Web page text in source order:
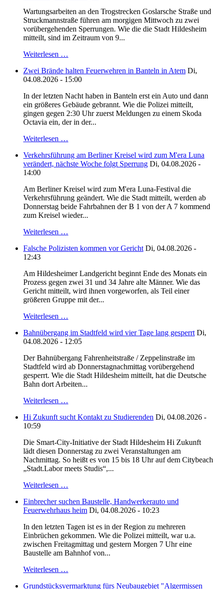
Wartungsarbeiten an den Trogstrecken Goslarsche Straße und
Struckmannstraße führen am morgigen Mittwoch zu zwei
vorübergehenden Sperrungen. Wie die die Stadt Hildesheim
mitteilt, sind im Zeitraum von 9...
Weiterlesen …
Zwei Brände halten Feuerwehren in Banteln in Atem Di,
04.08.2026 - 15:00
In der letzten Nacht haben in Banteln erst ein Auto und dann
ein größeres Gebäude gebrannt. Wie die Polizei mitteilt,
gingen gegen 2:30 Uhr zuerst Meldungen zu einem Skoda
Octavia ein, der in der...
Weiterlesen …
Verkehrsführung am Berliner Kreisel wird zum M'era Luna
verändert, nächste Woche folgt Sperrung Di, 04.08.2026 -
14:00
Am Berliner Kreisel wird zum M'era Luna-Festival die
Verkehrsführung geändert. Wie die Stadt mitteilt, werden ab
Donnerstag beide Fahrbahnen der B 1 von der A 7 kommend
zum Kreisel wieder...
Weiterlesen …
Falsche Polizisten kommen vor Gericht Di, 04.08.2026 -
12:43
Am Hildesheimer Landgericht beginnt Ende des Monats ein
Prozess gegen zwei 31 und 34 Jahre alte Männer. Wie das
Gericht mitteilt, wird ihnen vorgeworfen, als Teil einer
größeren Gruppe mit der...
Weiterlesen …
Bahnübergang im Stadtfeld wird vier Tage lang gesperrt Di,
04.08.2026 - 12:05
Der Bahnübergang Fahrenheitstraße / Zeppelinstraße im
Stadtfeld wird ab Donnerstagnachmittag vorübergehend
gesperrt. Wie die Stadt Hildesheim mitteilt, hat die Deutsche
Bahn dort Arbeiten...
Weiterlesen …
Hi Zukunft sucht Kontakt zu Studierenden Di, 04.08.2026 -
10:59
Die Smart-City-Initiative der Stadt Hildesheim Hi Zukunft
lädt diesen Donnerstag zu zwei Veranstaltungen am
Nachmittag. So heißt es von 15 bis 18 Uhr auf dem Citybeach
„Stadt.Labor meets Studis“,...
Weiterlesen …
Einbrecher suchen Baustelle, Handwerkerauto und
Feuerwehrhaus heim Di, 04.08.2026 - 10:23
In den letzten Tagen ist es in der Region zu mehreren
Einbrüchen gekommen. Wie die Polizei mitteilt, war u.a.
zwischen Freitagmittag und gestern Morgen 7 Uhr eine
Baustelle am Bahnhof von...
Weiterlesen …
Grundstücksvermarktung fürs Neubaugebiet "Algermissen